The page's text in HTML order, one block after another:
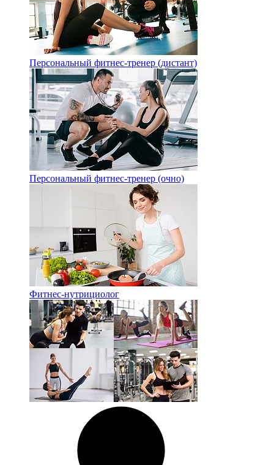
Персональный фитнес-тренер (дистант)
Персональный фитнес-тренер (очно)
Фитнес-нутрициолог